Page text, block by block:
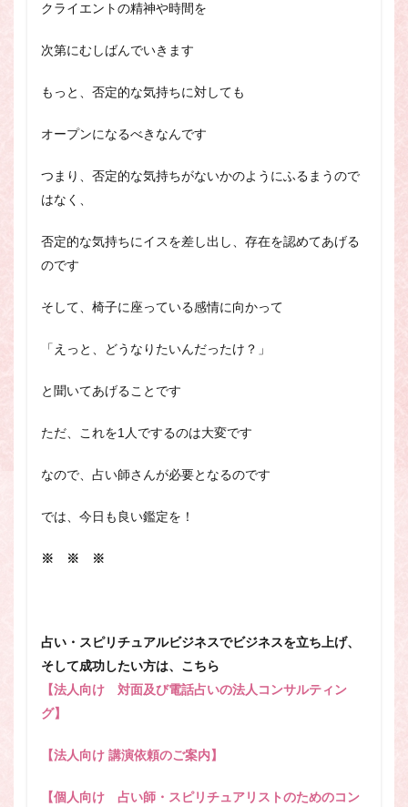
クライエントの精神や時間を
次第にむしばんでいきます
もっと、否定的な気持ちに対しても
オープンになるべきなんです
つまり、否定的な気持ちがないかのようにふるまうので
はなく、
否定的な気持ちにイスを差し出し、存在を認めてあげる
のです
そして、椅子に座っている感情に向かって
「えっと、どう なりたいんだったけ？」
と聞いてあげることです
ただ、これを1人でするのは大変です
なので、占い師さんが必要となるのです
では、今日も良い鑑定を！
※ ※ ※
占い・スピリチュアルビジネスでビジネスを立ち上げ、
そして成功したい方は、こちら
【法人向け 対面及び電話占いの法人コンサルティン
グ】
【法人向け 講演依頼のご案内】
【個人向け 占い師・スピリチュアリストのためのコン